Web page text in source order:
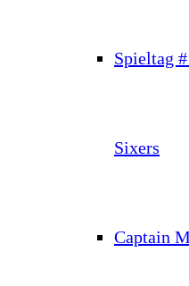
Spieltag
Sixers
Captain